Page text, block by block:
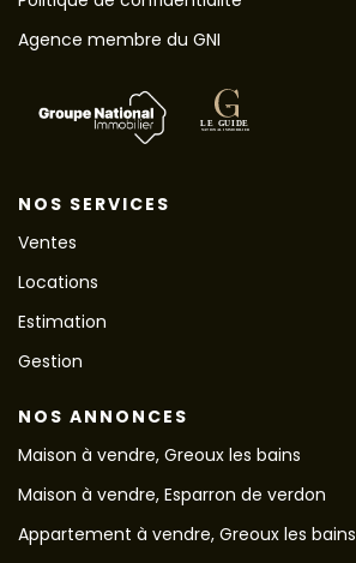
Agence membre du GNI
NOS SERVICES
Ventes
Locations
Estimation
Gestion
NOS ANNONCES
Maison à vendre, Greoux les bains
Maison à vendre, Esparron de verdon
Appartement à vendre, Greoux les bains